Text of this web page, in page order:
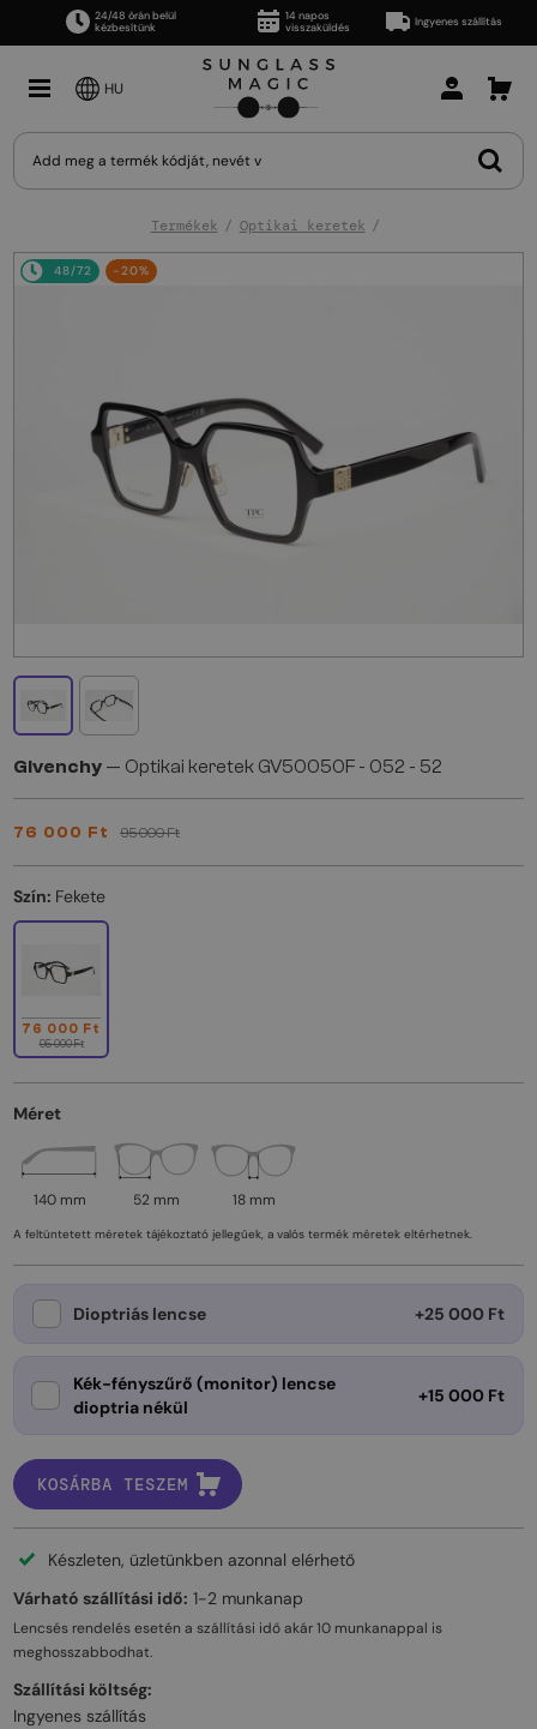
24/48 órán belül
kézbesítünk
14 napos
visszaküldés
Ingyenes szállítás
HU
Termékek Optikai keretek
48/72 -20%
Givenchy — Optikai keretek GV50050F - 052 - 52
76 000 Ft 95 000 Ft
Szín: Fekete
76 000 Ft
95 000 Ft
Méret
140 mm 52 mm 18 mm
A feltüntetett méretek tájékoztató jellegűek, a valós termék méretek eltérhetnek.
Dioptriás lencse +25 000 Ft
Kék-fényszűrő (monitor) lencse
dioptria nékül
+15 000 Ft
KOSÁRBA TESZEM
Készleten, üzletünkben azonnal elérhető
Várható szállítási idő: 1-2 munkanap
Lencsés rendelés esetén a szállítási idő akár10 munkanappal is
meghosszabbodhat.
Szállítási költség:
Ingyenes szállítás